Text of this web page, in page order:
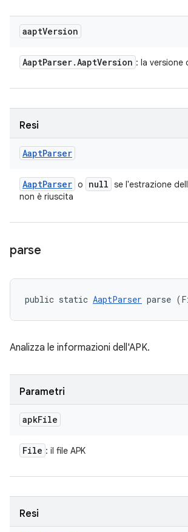
aaptVersion
AaptParser.AaptVersion : la versione
Resi
AaptParser
AaptParser o null se l'estrazione
non è riuscita
parse
public static AaptParser parse
Analizza le informazioni dell'APK.
Parametri
apkFile
File : il file APK
Resi